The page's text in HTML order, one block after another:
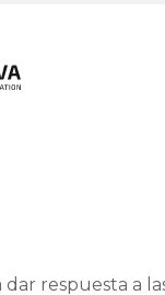
respuesta a